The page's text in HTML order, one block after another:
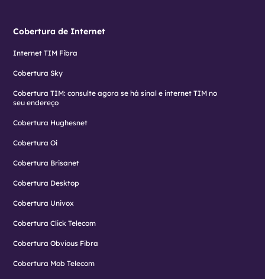
Cobertura de Internet
Internet TIM Fibra
Cobertura Sky
Cobertura TIM: consulte agora se há sinal e internet TIM no
seu endereço
Cobertura Hughesnet
Cobertura Oi
Cobertura Brisanet
Cobertura Desktop
Cobertura Univox
Cobertura Click Telecom
Cobertura Obvious Fibra
Cobertura Mob Telecom